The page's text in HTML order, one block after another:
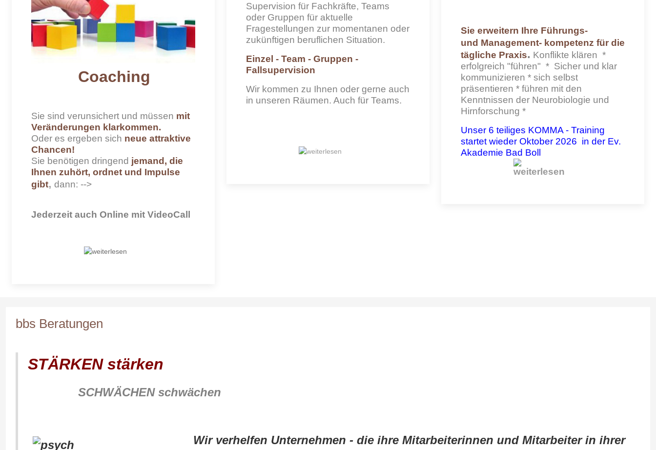
Coaching
Sie sind verunsichert und müssen mit
Veränderungen klarkommen.
Oder es ergeben sich neue attraktive
Chancen!
Sie benötigen dringend jemand, die
Ihnen zuhört, ordnet und Impulse
gibt, dann: -->
Jederzeit auch Online mit VideoCall
Supervision für Fachkräfte, Teams
oder Gruppen für aktuelle
Fragestellungen zur momentanen oder
zukünftigen beruflichen Situation.
Einzel - Team - Gruppen -
Fallsupervision
Wir kommen zu Ihnen oder gerne auch
in unseren Räumen. Auch für Teams.
Sie erweitern Ihre Führungs-
und Management- kompetenz für die
tägliche Praxis. Konflikte klären *
erfolgreich "führen" * Sicher und klar
kommunizieren * sich selbst
präsentieren * führen mit den
Kenntnissen der Neurobiologie und
Hirnforschung *
Unser 6 teiliges KOMMA - Training
startet wieder Oktober 2026 in der Ev.
Akademie Bad Boll
bbs Beratungen
STÄRKEN stärken
SCHWÄCHEN schwächen
Wir verhelfen Unternehmen - die ihre Mitarbeiterinnen und Mitarbeiterin ihrer